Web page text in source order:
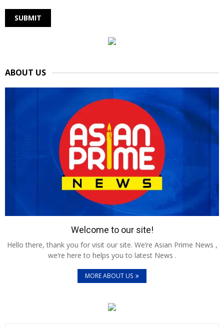
ABOUT US
Welcome to our site!
Hello there, thank you for visit our site. We’re Asian Prime News ,
we’re here to helps you to latest News .
MORE ABOUT US